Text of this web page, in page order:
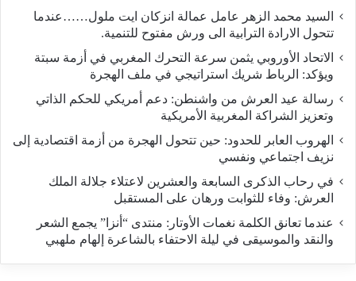
السيد محمد الزهر عامل عمالة انزكان ايت ملول……عندما
تتحول الارادة الترابية الى ورش مفتوح للتنمية.
الاتحاد الأوروبي يثمن سرعة التحرك المغربي في أزمة سبتة
ويؤكد: الرباط شريك استراتيجي في ملف الهجرة
رسالة عيد العرش من واشنطن: دعم أمريكي للحكم الذاتي
وتعزيز الشراكة المغربية الأمريكية
​الهروب العابر للحدود: حين تتحول الهجرة من أزمة اقتصادية إلى
نزيف اجتماعي ونفسي
في رحاب الذكرى السابعة والعشرين لاعتلاء جلالة الملك
العرش: وفاء للثوابت ورهان على المستقبل
​عندما تعانق الكلمة نغمات الأوتار: منتدى “أنزا” يجمع الشعر
والنقد والموسيقى في ليلة الاحتفاء بالشاعرة إلهام ملهبي